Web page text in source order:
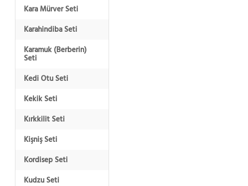
Kara Mürver Seti
Karahindiba Seti
Karamuk (Berberin)
Seti
Kedi Otu Seti
Kekik Seti
Kırkkilit Seti
Kişniş Seti
Kordisep Seti
Kudzu Seti